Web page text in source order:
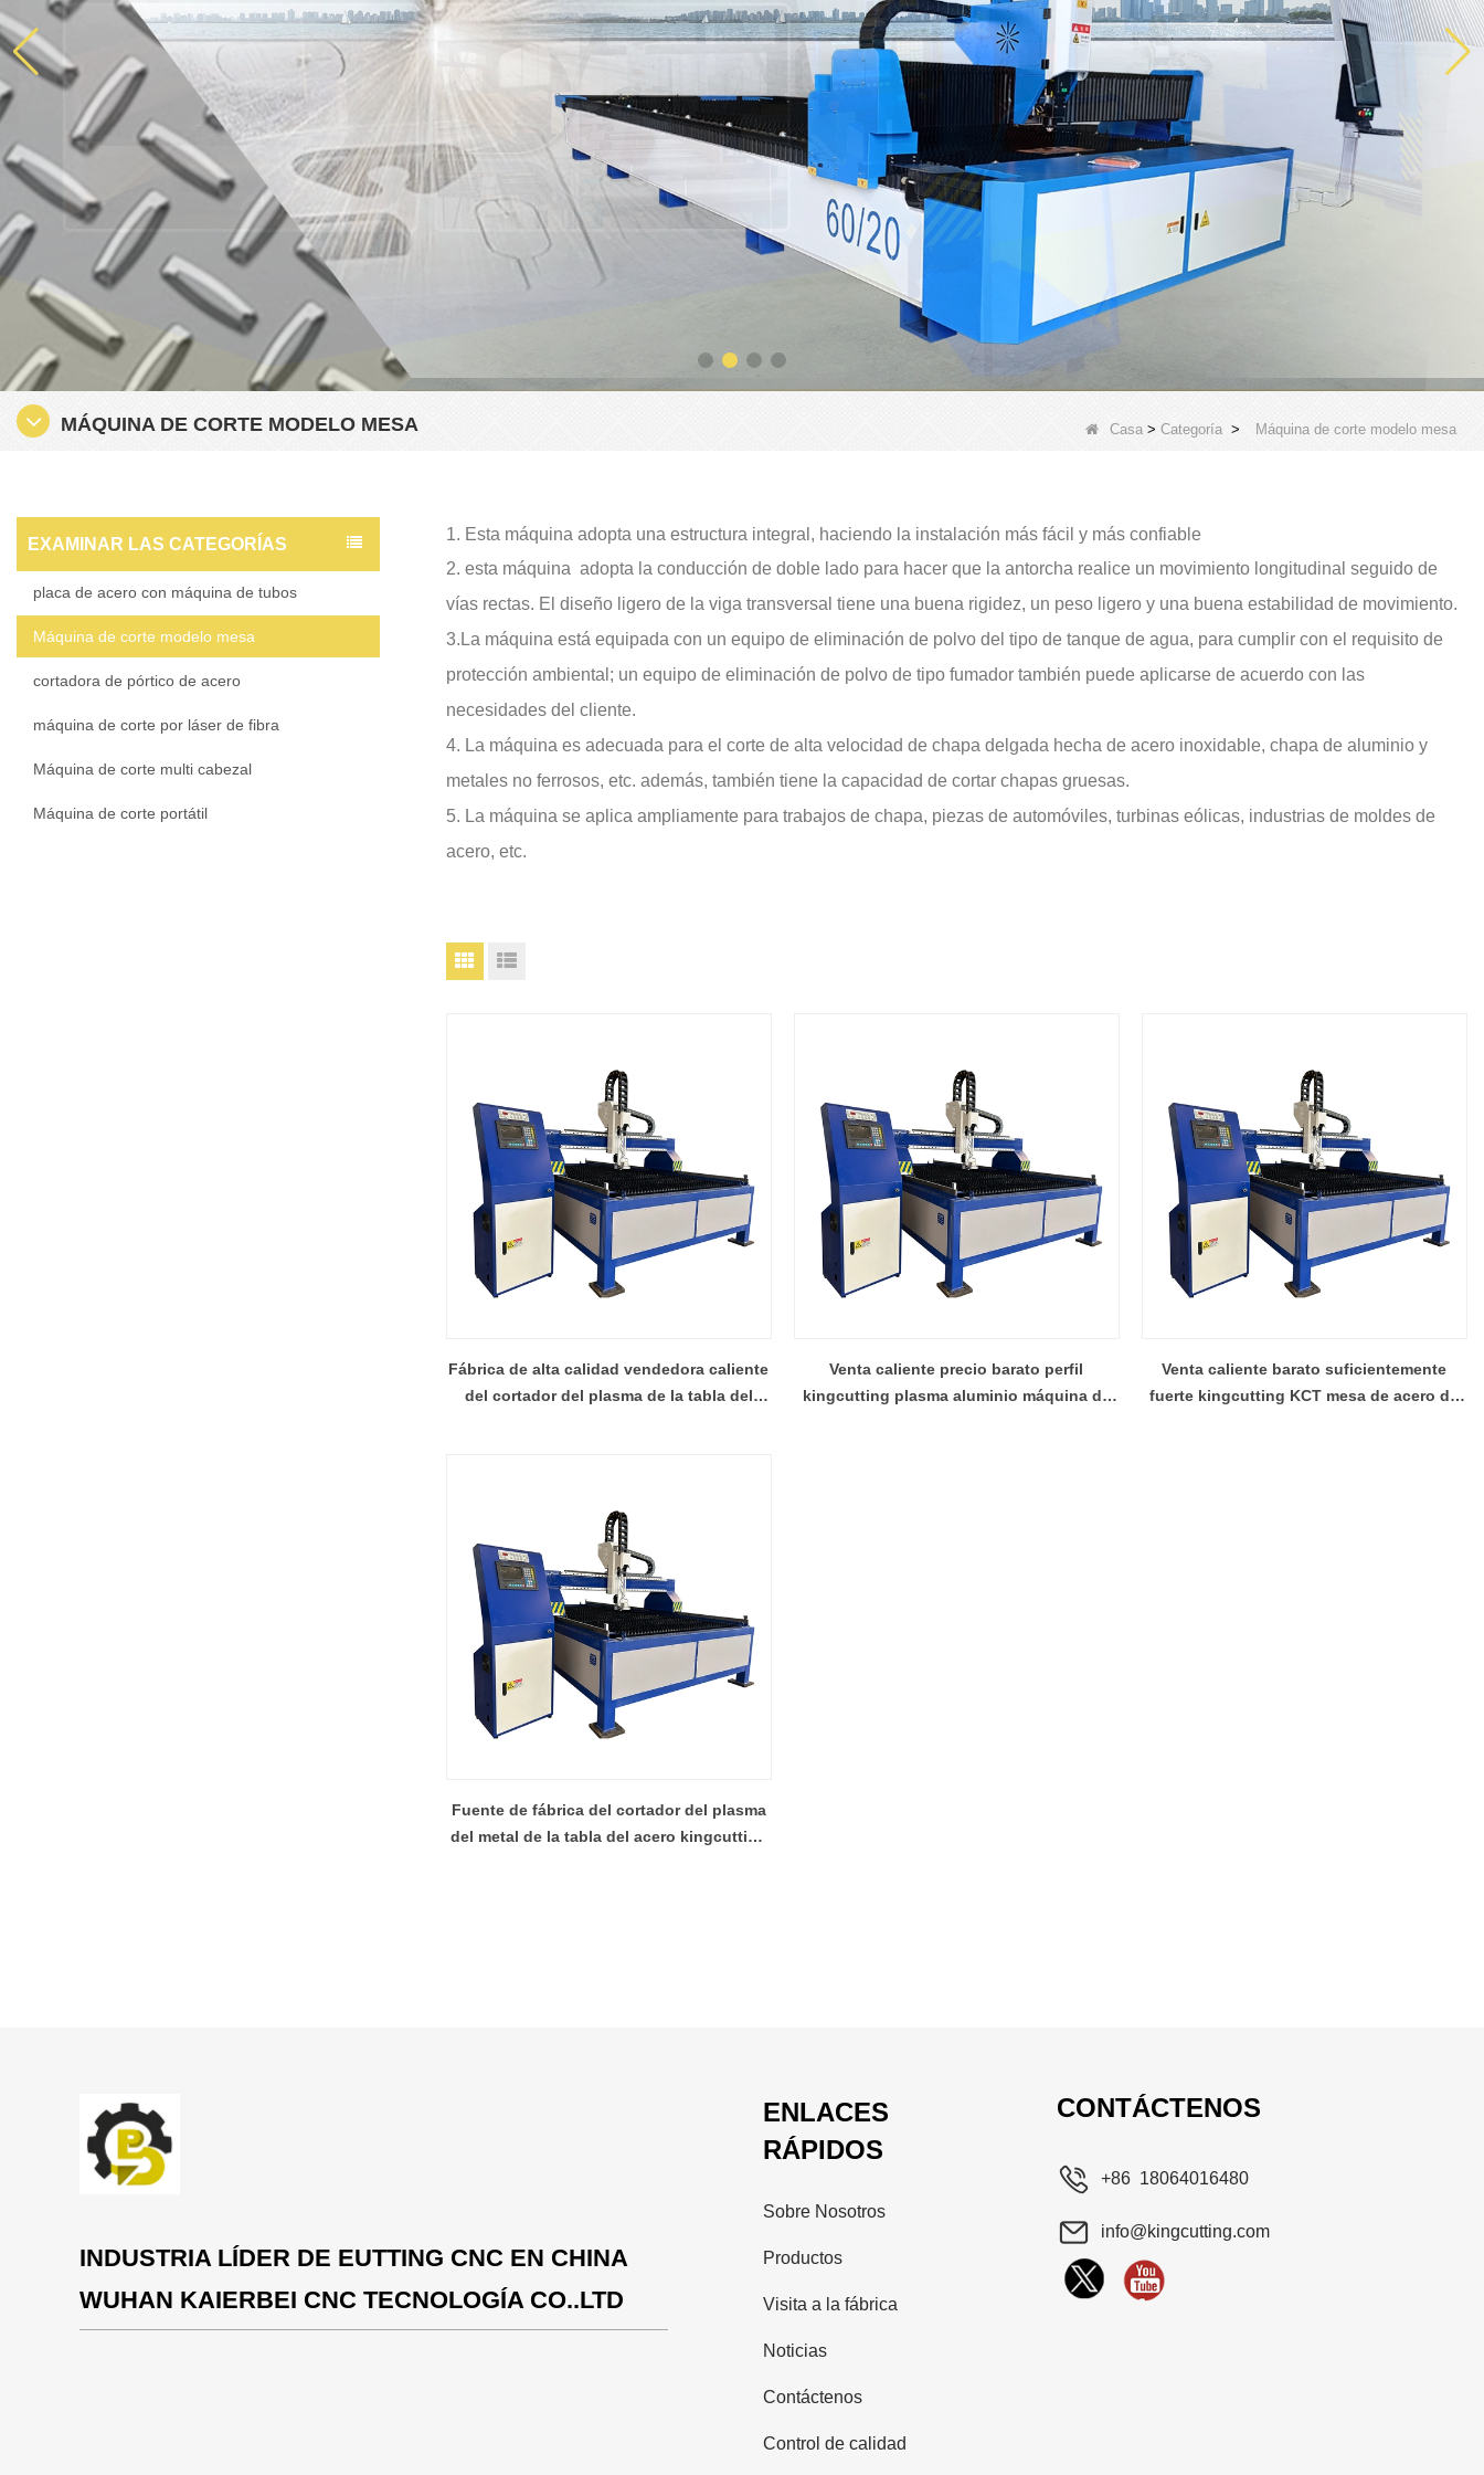
MÁQUINA DE CORTE MODELO MESA Casa > Categoría > Máquina de corte modelo mesa
EXAMINAR LAS CATEGORÍAS
placa de acero con máquina de tubos
Máquina de corte modelo mesa
cortadora de pórtico de acero
máquina de corte por láser de fibra
Máquina de corte multi cabezal
Máquina de corte portátil
1. Esta máquina adopta una estructura integral, haciendo la instalación más fácil y más confiable
2. esta máquina adopta la conducción de doble lado para hacer que la antorcha realice un movimiento longitudinal seguido de
vías rectas. El diseño ligero de la viga transversal tiene una buena rigidez, un peso ligero y una buena estabilidad de movimiento.
3.La máquina está equipada con un equipo de eliminación de polvo del tipo de tanque de agua, para cumplir con el requisito de
protección ambiental; un equipo de eliminación de polvo de tipo fumador también puede aplicarse de acuerdo con las
necesidades del cliente.
4. La máquina es adecuada para el corte de alta velocidad de chapa delgada hecha de acero inoxidable, chapa de aluminio y
metales no ferrosos, etc. además, también tiene la capacidad de cortar chapas gruesas.
5. La máquina se aplica ampliamente para trabajos de chapa, piezas de automóviles, turbinas eólicas, industrias de moldes de
acero, etc.
Fábrica de alta calidad vendedora caliente
del cortador del plasma de la tabla del
Venta caliente precio barato perfil
kingcutting plasma aluminio máquina de
Venta caliente barato suficientemente
fuerte kingcutting KCT mesa de acero de
Fuente de fábrica del cortador del plasma
del metal de la tabla del acero kingcutting
INDUSTRIA LÍDER DE EUTTING CNC EN CHINA
WUHAN KAIERBEI CNC TECNOLOGÍA CO..LTD
ENLACES
RÁPIDOS
Sobre Nosotros
Productos
Visita a la fábrica
Noticias
Contáctenos
Control de calidad
CONTÁCTENOS
+86 18064016480
info@kingcutting.com